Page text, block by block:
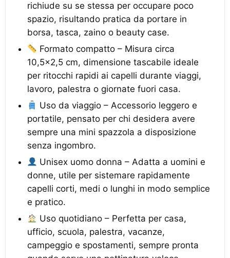
richiude su se stessa per occupare poco
spazio, risultando pratica da portare in
borsa, tasca, zaino o beauty case.
Formato compatto – Misura circa
10,5x2,5 cm, dimensione tascabile ideale
per ritocchi rapidi ai capelli durante viaggi,
lavoro, palestra o giornate fuori casa.
Uso da viaggio – Accessorio leggero e
portatile, pensato per chi desidera avere
sempre una mini spazzola a disposizione
senza ingombro.
Unisex uomo donna – Adatta a uomini e
donne, utile per sistemare rapidamente
capelli corti, medi o lunghi in modo semplice
e pratico.
Uso quotidiano – Perfetta per casa,
ufficio, scuola, palestra, vacanze,
campeggio e spostamenti, sempre pronta